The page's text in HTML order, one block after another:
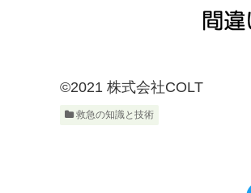
©2021 株式会社COLT
救急の知識と技術